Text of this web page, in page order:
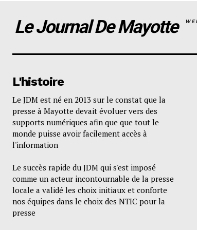
Le Journal De Mayotte
L'histoire
Le JDM est né en 2013 sur le constat que la
presse à Mayotte devait évoluer vers des
supports numériques afin que que tout le
monde puisse avoir facilement accès à
l'information
Le succès rapide du JDM qui s'est imposé
comme un acteur incontournable de la presse
locale a validé les choix initiaux et conforte
nos équipes dans le choix des NTIC pour la
presse